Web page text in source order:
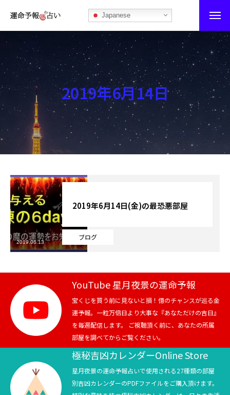
Japanese
運命予報占い
運命予報占いとは
あなたの所属部屋を探そう！
最恐の相性占い
秘伝公開！吉凶カレンダー
記事カテゴリー
ブログ
お知らせ
芸能界
テニス
スポーツ
競馬
テニス四大大会・五輪
2019年6月14日
ブログ
2019年6月14日(金)の最恐悪部屋
2019.06.13
YouTube 星月夜景の運命予報
宝くじを買う前に見ないと損！億のチャンスが巡る金
運予報。一粒万倍日より大事な『あなただけの吉日』
を毎週配信します。 ご視聴頂く前に、あなたの所属
部屋を調べてからご覧ください。
極秘吉凶カレンダーOnline Store
星月夜景の運命予報占いで使用される27種類の部屋
別吉凶カレンダーのPDFファイルをご購入頂けます。